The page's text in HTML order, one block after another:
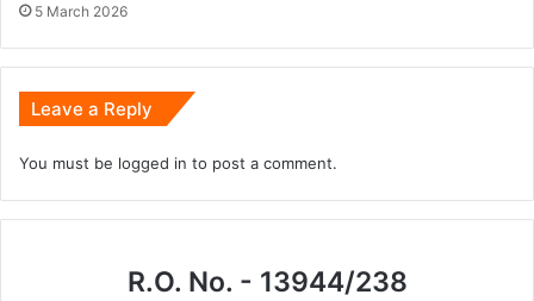
5 March 2026
Leave a Reply
You must be logged in to post a comment.
R.O. No. - 13944/238